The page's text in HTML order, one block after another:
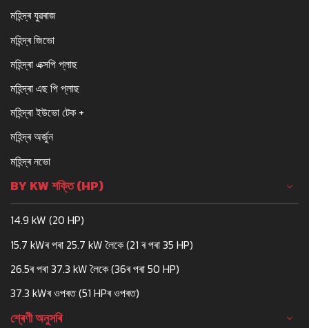
মহিন্দ্ৰ যুৱৰাজ
মহিন্দ্ৰ জিভো
মহিন্দ্ৰা এক্সপি প্লাছ
মহিন্দ্ৰা এছ পি প্লাছ
মহিন্দ্ৰা ইউভো টেক +
মহিন্দ্ৰ অৰ্জুন
মহিন্দ্ৰ নভো
BY KW শক্তি (HP)
14.9 kW (20 HP)
15.7 kWৰ পৰা 25.7 kW লৈকে (21 ৰ পৰা 35 HP)
26.5ৰ পৰা 37.3 kW লৈকে (36ৰ পৰা 50 HP)
37.3 kWৰ ওপৰত (51 HPৰ ওপৰত)
শ্ৰেণী অনুসৰি